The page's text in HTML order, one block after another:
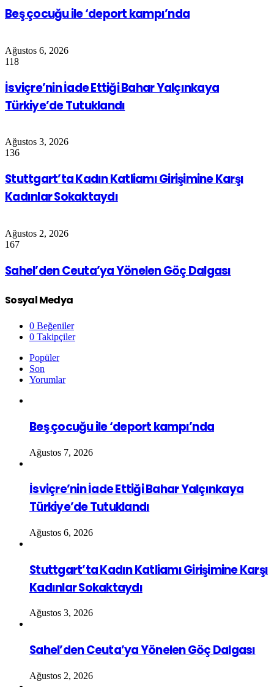
Beş çocuğu ile ‘deport kampı’nda
Ağustos 6, 2026
118
İsviçre’nin İade Ettiği Bahar Yalçınkaya
Türkiye’de Tutuklandı
Ağustos 3, 2026
136
Stuttgart’ta Kadın Katliamı Girişimine Karşı
Kadınlar Sokaktaydı
Ağustos 2, 2026
167
Sahel’den Ceuta’ya Yönelen Göç Dalgası
Sosyal Medya
0 Beğeniler
0 Takipçiler
Popüler
Son
Yorumlar
Beş çocuğu ile ‘deport kampı’nda
Ağustos 7, 2026
İsviçre’nin İade Ettiği Bahar Yalçınkaya
Türkiye’de Tutuklandı
Ağustos 6, 2026
Stuttgart’ta Kadın Katliamı Girişimine Karşı
Kadınlar Sokaktaydı
Ağustos 3, 2026
Sahel’den Ceuta’ya Yönelen Göç Dalgası
Ağustos 2, 2026